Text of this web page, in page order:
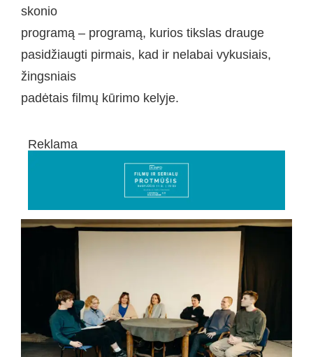
skonio
programą – programą, kurios tikslas drauge
pasidžiaugti pirmais, kad ir nelabai vykusiais,
žingsniais
padėtais filmų kūrimo kelyje.
Reklama